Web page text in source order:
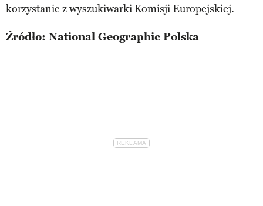
korzystanie z wyszukiwarki Komisji Europejskiej.
Źródło: National Geographic Polska